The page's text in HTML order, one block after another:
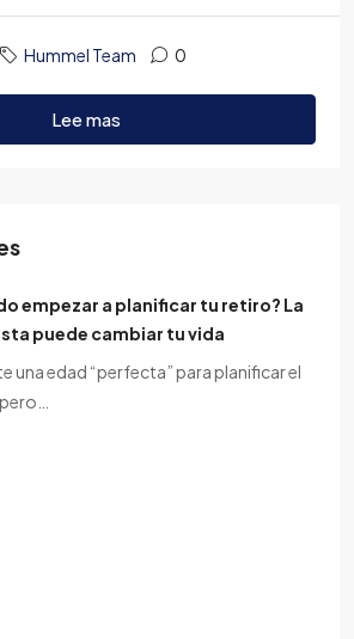
Hummel Team 0
Lee mas
empezar a planificar tu retiro? La
puede cambiar tu vida
una edad “perfecta” para planificar el